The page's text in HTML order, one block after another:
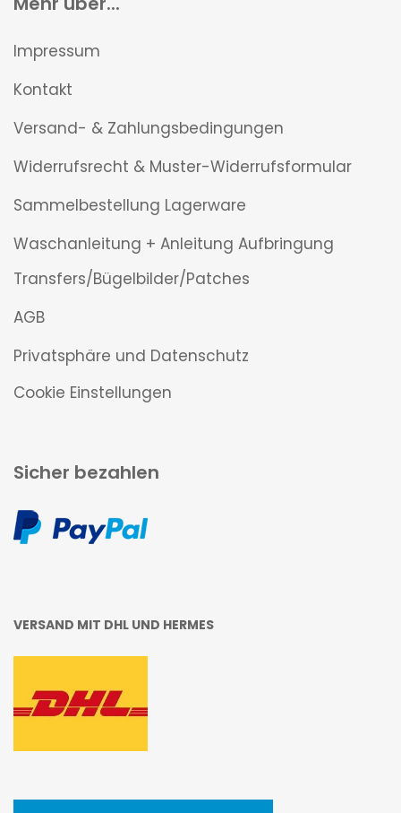
Impressum
Kontakt
Versand- & Zahlungsbedingungen
Widerrufsrecht & Muster-Widerrufsformular
Sammelbestellung Lagerware
Waschanleitung + Anleitung Aufbringung
Transfers/Bügelbilder/Patches
AGB
Privatsphäre und Datenschutz
Cookie Einstellungen
Sicher bezahlen
VERSAND MIT DHL UND HERMES